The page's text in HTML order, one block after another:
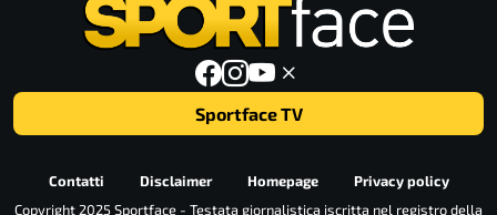
Sportface TV
Contatti Disclaimer Homepage
Privacy policy
Copyright 2025 Sportface - Testata giornalistica iscritta nel registro della